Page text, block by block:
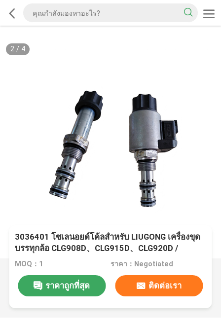
2/ 4
3036401 โซเลนอยด์โค้ลสําหรับ LIUGONG เครื่องขุด
บรรทุกล้อ CLG908D、CLG915D、CLG920D /
CLG920、CLG922D / CLG922、CLG225
MOQ：1 ราคา：Negotiated
ราคาถูกที่สุด ติดต่อเรา